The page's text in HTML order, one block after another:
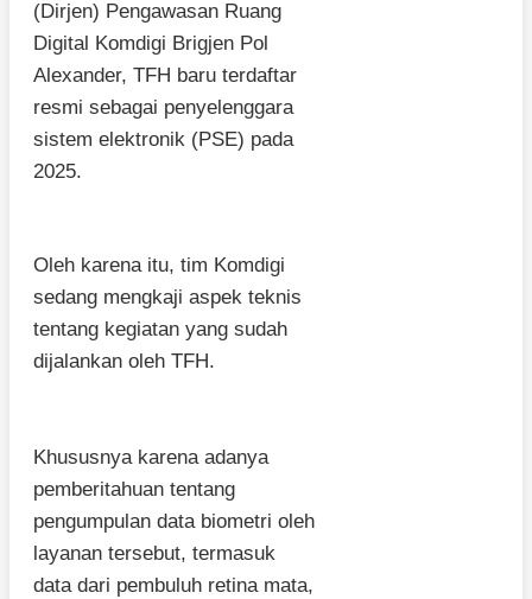
(Dirjen) Pengawasan Ruang
Digital Komdigi Brigjen Pol
Alexander, TFH baru terdaftar
resmi sebagai penyelenggara
sistem elektronik (PSE) pada
2025.
Oleh karena itu, tim Komdigi
sedang mengkaji aspek teknis
tentang kegiatan yang sudah
dijalankan oleh TFH.
Khususnya karena adanya
pemberitahuan tentang
pengumpulan data biometri oleh
layanan tersebut, termasuk
data dari pembuluh retina mata,